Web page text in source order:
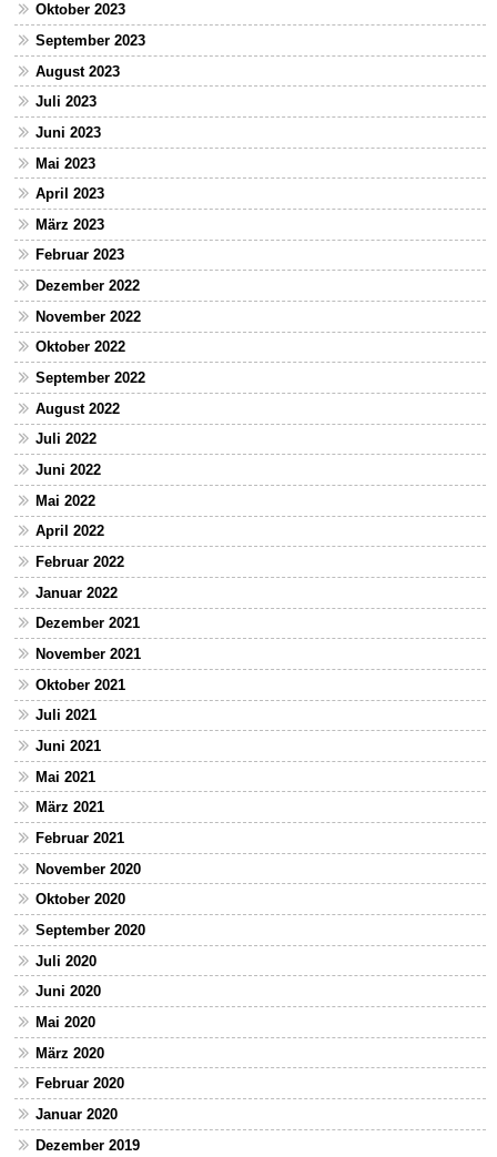
Oktober 2023
September 2023
August 2023
Juli 2023
Juni 2023
Mai 2023
April 2023
März 2023
Februar 2023
Dezember 2022
November 2022
Oktober 2022
September 2022
August 2022
Juli 2022
Juni 2022
Mai 2022
April 2022
Februar 2022
Januar 2022
Dezember 2021
November 2021
Oktober 2021
Juli 2021
Juni 2021
Mai 2021
März 2021
Februar 2021
November 2020
Oktober 2020
September 2020
Juli 2020
Juni 2020
Mai 2020
März 2020
Februar 2020
Januar 2020
Dezember 2019